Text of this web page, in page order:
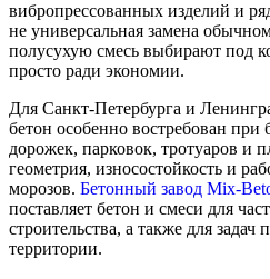
вибропрессованных изделий и
не универсальная замена
полусухую смесь выбирают под
просто ради экономии.
Для Санкт-Петербурга и
бетон особенно востребован при
дорожек, парковок, тротуаров и
геометрия, износостойкость и
морозов. Бетонный завод Mix-
поставляет бетон и смеси для
строительства, а также для задач
территории.